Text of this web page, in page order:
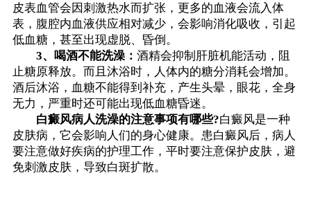
皮表血管会因刺激热水而扩张，更多的血液会流入体
表，腹腔内血液供应相对减少，会影响消化吸收，引起
低血糖，甚至出现虚脱、昏倒。
3、喝酒不能洗澡： 酒精会抑制肝脏机能活动，阻
止糖原释放。而且沐浴时，人体内的糖分消耗会增加。
酒后沐浴，血糖不能得到补充，产生头晕，眼花，全身
无力，严重时还可能出现低血糖昏迷。
白癜风病人洗澡的注意事项有哪些?白癜风是一种
皮肤病，它会影响人们的身心健康。患白癜风后，病人
要注意做好疾病的护理工作，平时要注意保护皮肤，避
免刺激皮肤，导致白斑扩散。